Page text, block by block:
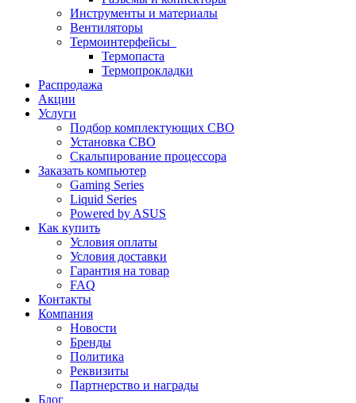
Инструменты и материалы
Вентиляторы
Термоинтерфейсы
Термопаста
Термопрокладки
Распродажа
Акции
Услуги
Подбор комплектующих СВО
Установка СВО
Скальпирование процессора
Заказать компьютер
Gaming Series
Liquid Series
Powered by ASUS
Как купить
Условия оплаты
Условия доставки
Гарантия на товар
FAQ
Контакты
Компания
Новости
Бренды
Политика
Реквизиты
Партнерство и награды
Блог